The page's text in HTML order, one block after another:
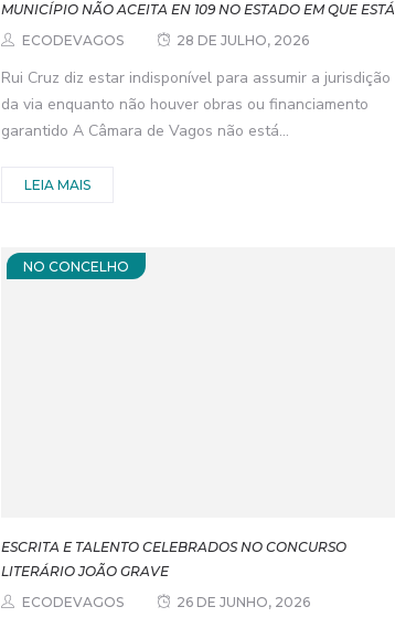
MUNICÍPIO NÃO ACEITA EN 109 NO ESTADO EM QUE ESTÁ
ECODEVAGOS
28 DE JULHO, 2026
Rui Cruz diz estar indisponível para assumir a jurisdição
da via enquanto não houver obras ou financiamento
garantido A Câmara de Vagos não está...
LEIA MAIS
NO CONCELHO
ESCRITA E TALENTO CELEBRADOS NO CONCURSO
LITERÁRIO JOÃO GRAVE
ECODEVAGOS
26 DE JUNHO, 2026